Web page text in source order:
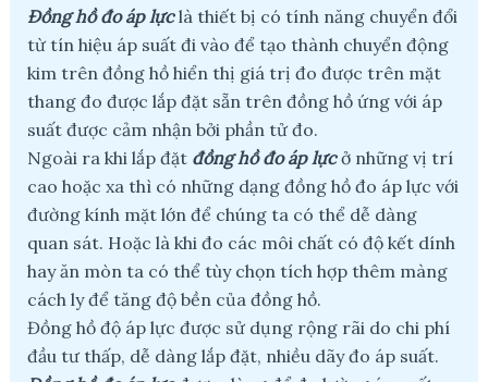
Đồng hồ đo áp lựclà thiết bị có tính năng chuyển đổi
từ tín hiệu áp suất đi vào để tạo thành chuyển động
kim trên đồng hồ hiển thị giá trị đo được trên mặt
thang đo được lắp đặt sẵn trên đồng hồ ứng với áp
suất được cảm nhận bởi phần tử đo.
Ngoài ra khi lắp đặt đồng hồ đo áp lựcở những vị trí
cao hoặc xa thì có những dạng đồng hồ đo áp lực với
đường kính mặt lớn để chúng ta có thể dễ dàng
quan sát. Hoặc là khi đo các môi chất có độ kết dính
hay ăn mòn ta có thể tùy chọn tích hợp thêm màng
cách ly để tăng độ bền của đồng hồ.
Đồng hồ độ áp lực được sử dụng rộng rãi do chi phí
đầu tư thấp, dễ dàng lắp đặt, nhiều dãy đo áp suất.